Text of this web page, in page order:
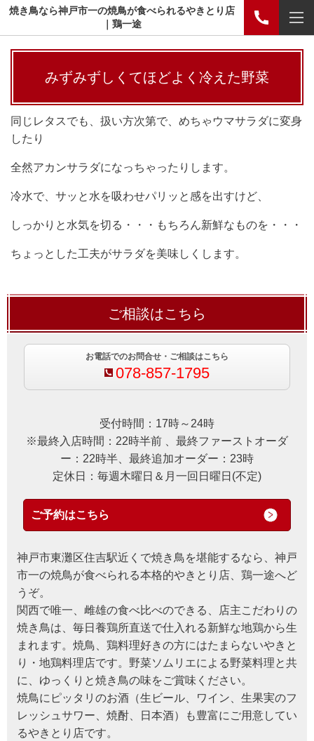
焼き鳥なら神戸市一の焼鳥が食べられるやきとり店
｜鶏一途
みずみずしくてほどよく冷えた野菜
同じレタスでも、扱い方次第で、めちゃウマサラダに変身
したり
全然アカンサラダになっちゃったりします。
冷水で、サッと水を吸わせパリッと感を出すけど、
しっかりと水気を切る・・・もちろん新鮮なものを・・・
ちょっとした工夫がサラダを美味しくします。
ご相談はこちら
お電話でのお問合せ・ご相談はこちら
078-857-1795
受付時間：17時～24時
※最終入店時間：22時半前 、最終ファーストオーダ
ー：22時半、最終追加オーダー：23時
定休日：毎週木曜日＆月一回日曜日(不定)
ご予約はこちら
神戸市東灘区住吉駅近くで焼き鳥を堪能するなら、神戸
市一の焼鳥が食べられる本格的やきとり店、鶏一途へど
うぞ。
関西で唯一、雌雄の食べ比べのできる、店主こだわりの
焼き鳥は、毎日養鶏所直送で仕入れる新鮮な地鶏から生
まれます。焼鳥、鶏料理好きの方にはたまらないやきと
り・地鶏料理店です。野菜ソムリエによる野菜料理と共
に、ゆっくりと焼き鳥の味をご賞味ください。
焼鳥にピッタリのお酒（生ビール、ワイン、生果実のフ
レッシュサワー、焼酎、日本酒）も豊富にご用意してい
るやきとり店です。